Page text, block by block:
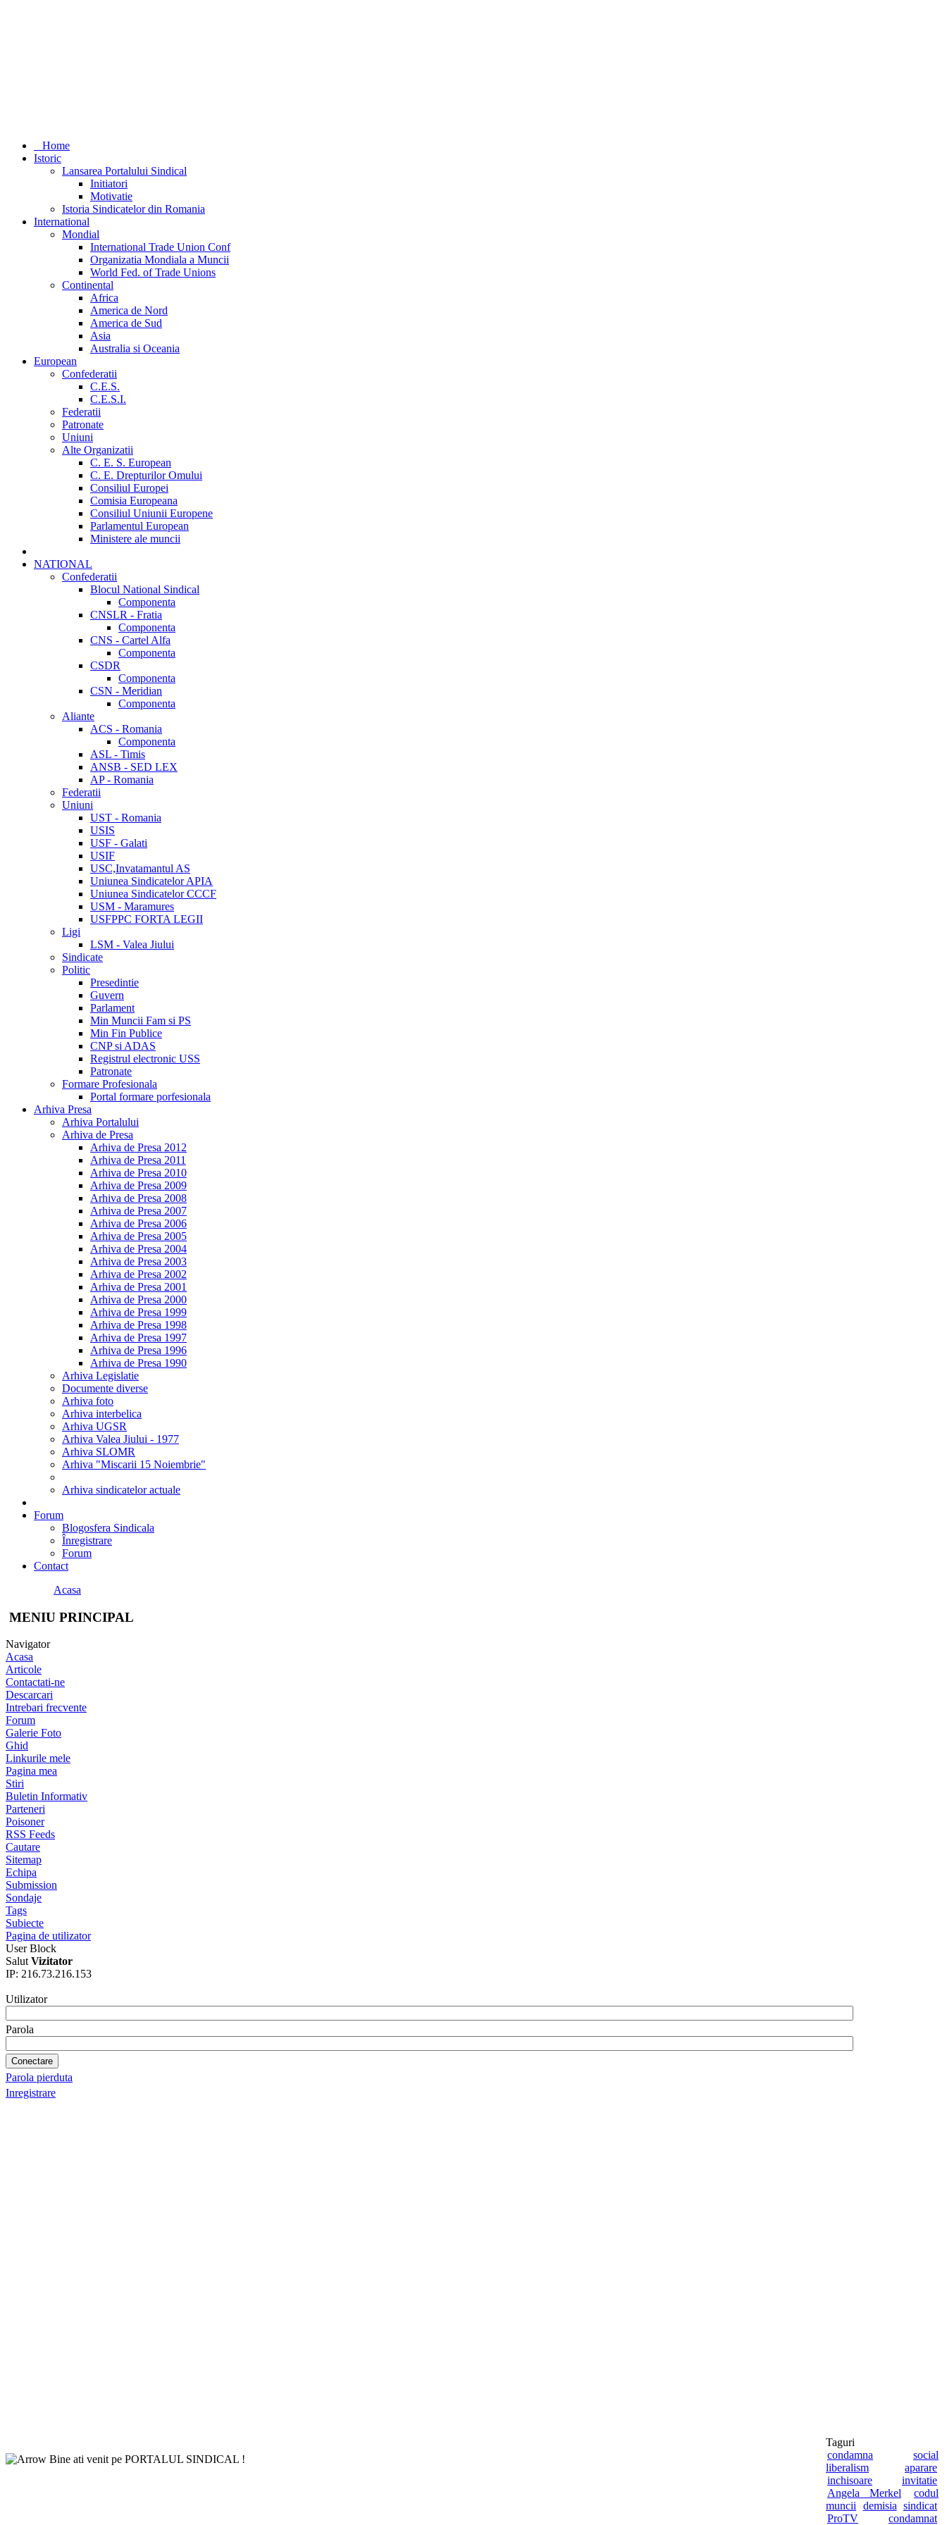
Home
Istoric
Lansarea Portalului Sindical
Initiatori
Motivatie
Istoria Sindicatelor din Romania
International
Mondial
International Trade Union Conf
Organizatia Mondiala a Muncii
World Fed. of Trade Unions
Continental
Africa
America de Nord
America de Sud
Asia
Australia si Oceania
European
Confederatii
C.E.S.
C.E.S.I.
Federatii
Patronate
Uniuni
Alte Organizatii
C. E. S. European
C. E. Drepturilor Omului
Consiliul Europei
Comisia Europeana
Consiliul Uniunii Europene
Parlamentul European
Ministere ale muncii
NATIONAL
Confederatii
Blocul National Sindical
Componenta
CNSLR - Fratia
Componenta
CNS - Cartel Alfa
Componenta
CSDR
Componenta
CSN - Meridian
Componenta
Aliante
ACS - Romania
Componenta
ASL - Timis
ANSB - SED LEX
AP - Romania
Federatii
Uniuni
UST - Romania
USIS
USF - Galati
USIF
USC,Invatamantul AS
Uniunea Sindicatelor APIA
Uniunea Sindicatelor CCCF
USM - Maramures
USFPPC FORTA LEGII
Ligi
LSM - Valea Jiului
Sindicate
Politic
Presedintie
Guvern
Parlament
Min Muncii Fam si PS
Min Fin Publice
CNP si ADAS
Registrul electronic USS
Patronate
Formare Profesionala
Portal formare porfesionala
Arhiva Presa
Arhiva Portalului
Arhiva de Presa
Arhiva de Presa 2012
Arhiva de Presa 2011
Arhiva de Presa 2010
Arhiva de Presa 2009
Arhiva de Presa 2008
Arhiva de Presa 2007
Arhiva de Presa 2006
Arhiva de Presa 2005
Arhiva de Presa 2004
Arhiva de Presa 2003
Arhiva de Presa 2002
Arhiva de Presa 2001
Arhiva de Presa 2000
Arhiva de Presa 1999
Arhiva de Presa 1998
Arhiva de Presa 1997
Arhiva de Presa 1996
Arhiva de Presa 1990
Arhiva Legislatie
Documente diverse
Arhiva foto
Arhiva interbelica
Arhiva UGSR
Arhiva Valea Jiului - 1977
Arhiva SLOMR
Arhiva "Miscarii 15 Noiembrie"
Arhiva sindicatelor actuale
Forum
Blogosfera Sindicala
Înregistrare
Forum
Contact
Acasa
MENIU PRINCIPAL
Navigator
Acasa
Articole
Contactati-ne
Descarcari
Intrebari frecvente
Forum
Galerie Foto
Ghid
Linkurile mele
Pagina mea
Stiri
Buletin Informativ
Parteneri
Poisoner
RSS Feeds
Cautare
Sitemap
Echipa
Submission
Sondaje
Tags
Subiecte
Pagina de utilizator
User Block
Salut Vizitator
IP: 216.73.216.153
Utilizator
Parola
Parola pierduta
Inregistrare
Bine ati venit pe PORTALUL SINDICAL !
Taguri
condamna
social
liberalism
aparare
inchisoare
invitatie
Angela Merkel
codul
muncii
demisia sindicat
ProTV
condamnat